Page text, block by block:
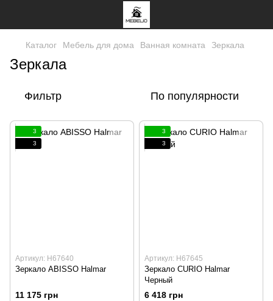
Каталог Мебель для дома Ванная комната Зеркала
Зеркала
Фильтр По популярности
3
3
Артикул: H67640
Зеркало ABISSO Halmar
11 175 грн
3
3
Артикул: H67645
Зеркало CURIO Halmar
Черный
6 418 грн